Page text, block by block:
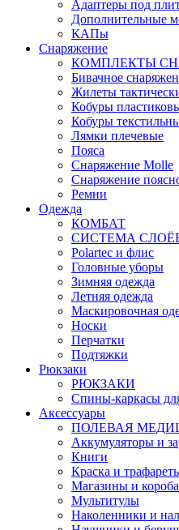
Адаптеры под
Дополнительные
КАПы
Снаряжение
КОМПЛЕКТЫ
Бивачное
Жилеты
Кобуры
Кобуры
Лямки плечевые
Пояса
Снаряжение Molle
Снаряжение
Ремни
Одежда
КОМБАТ
СИСТЕМА
Polartec и флис
Головные уборы
Зимняя одежда
Летняя одежда
Маскировочная
Носки
Перчатки
Подтяжки
Рюкзаки
РЮКЗАКИ
Спины-каркасы
Аксессуары
ПОЛЕВАЯ
Аккумуляторы и
Книги
Краска и
Магазины и короба
Мультитулы
Наколенники и